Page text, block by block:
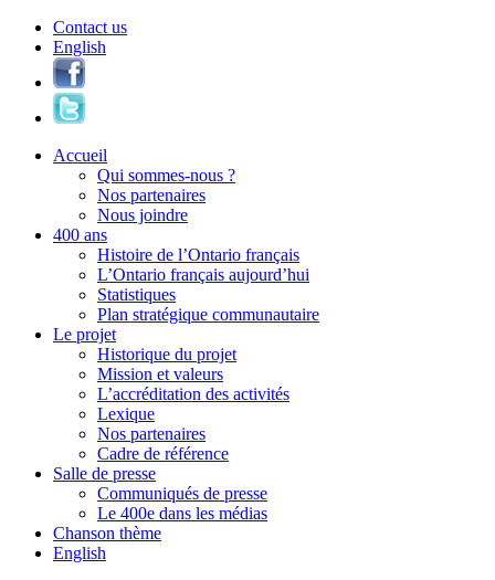
Contact us
English
Accueil
Qui sommes-nous ?
Nos partenaires
Nous joindre
400 ans
Histoire de l’Ontario français
L’Ontario français aujourd’hui
Statistiques
Plan stratégique communautaire
Le projet
Historique du projet
Mission et valeurs
L’accréditation des activités
Lexique
Nos partenaires
Cadre de référence
Salle de presse
Communiqués de presse
Le 400e dans les médias
Chanson thème
English